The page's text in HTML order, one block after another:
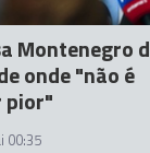
Montenegro
onde "não é
pior"
00:35